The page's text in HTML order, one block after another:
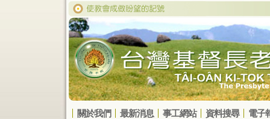
關於我們 最新消息 事工網站 資料搜尋 電子